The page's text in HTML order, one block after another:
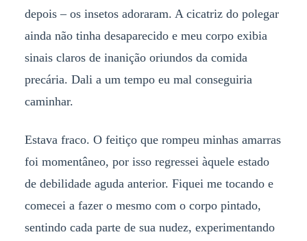
depois – os insetos adoraram. A cicatriz do polegar
ainda não tinha desaparecido e meu corpo exibia
sinais claros de inanição oriundos da comida
precária. Dali a um tempo eu mal conseguiria
caminhar.
Estava fraco. O feitiço que rompeu minhas amarras
foi momentâneo, por isso regressei àquele estado
de debilidade aguda anterior. Fiquei me tocando e
comecei a fazer o mesmo com o corpo pintado,
sentindo cada parte de sua nudez, experimentando